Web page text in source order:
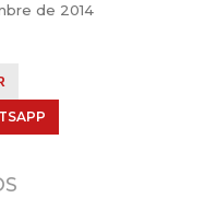
de 2014